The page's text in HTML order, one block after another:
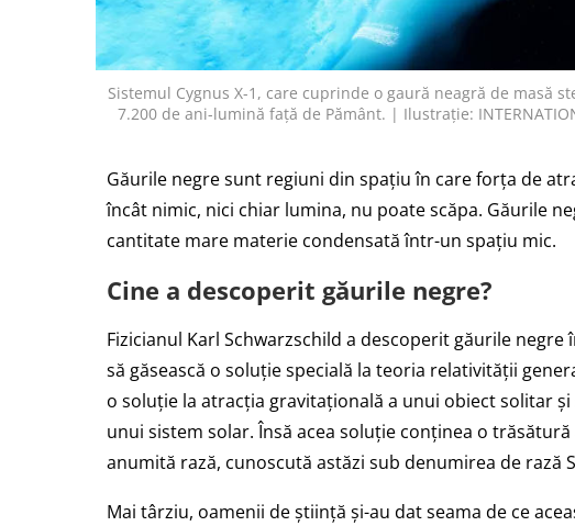
Sistemul Cygnus X-1, care cuprinde o gaură neagră de masă
7.200 de ani-lumină față de Pământ. | Ilustrație:
Găurile negre sunt regiuni din spațiu în care forța de
încât nimic, nici chiar lumina, nu poate scăpa. Găurile
cantitate mare materie condensată într-un spațiu mic.
Cine a descoperit găurile negre?
Fizicianul Karl Schwarzschild a descoperit găurile
să găsească o soluție specială la teoria relativității
o soluție la atracția gravitațională a unui obiect solitar
unui sistem solar. Însă acea soluție conținea o
anumită rază, cunoscută astăzi sub denumirea de rază
Mai târziu, oamenii de știință și-au dat seama de ce